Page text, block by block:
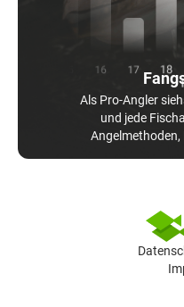
Als Pro-Angler
und jede
Angelmethoden,